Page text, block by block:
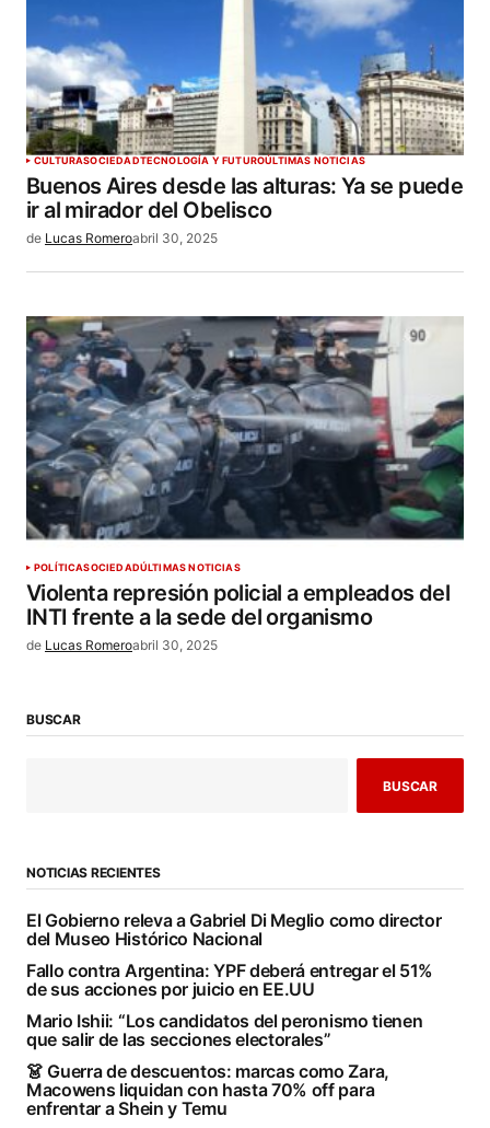
CULTURASOCIEDADTECNOLOGÍA Y FUTUROÚLTIMAS NOTICIAS
Buenos Aires desde las alturas: Ya se puede
ir al mirador del Obelisco
de Lucas Romeroabril 30, 2025
POLÍTICASOCIEDADÚLTIMAS NOTICIAS
Violenta represión policial a empleados del
INTI frente a la sede del organismo
de Lucas Romeroabril 30, 2025
BUSCAR
BUSCAR
NOTICIAS RECIENTES
El Gobierno releva a Gabriel Di Meglio como director
del Museo Histórico Nacional
Fallo contra Argentina: YPF deberá entregar el 51%
de sus acciones por juicio en EE.UU
Mario Ishii: “Los candidatos del peronismo tienen
que salir de las secciones electorales”
👗 Guerra de descuentos: marcas como Zara,
Macowens liquidan con hasta 70% off para
enfrentar a Shein y Temu